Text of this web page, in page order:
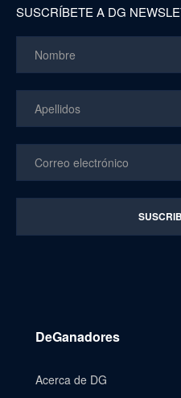
SUSCRÍBETE A DG
DeGanadores
Acerca de DG